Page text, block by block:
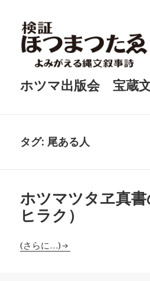
ホツマ出版会 宝蔵
タグ: 尾ある人
ホツマツタヱ真
ヒラク）
(さらに…)